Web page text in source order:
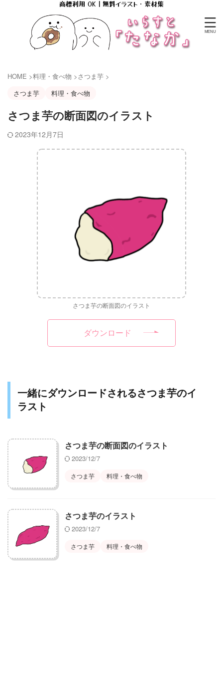
商標利用 OK｜無料イラスト・素材集
HOME >料理・食べ物 >さつま芋 >
さつま芋
料理・食べ物
さつま芋の断面図のイラスト
2023年12月7日
さつま芋の断面図のイラスト
ダウンロード
一緒にダウンロードされるさつま芋のイ
ラスト
さつま芋の断面図のイラスト
2023/12/7
さつま芋 料理・食べ物
さつま芋のイラスト
2023/12/7
さつま芋 料理・食べ物